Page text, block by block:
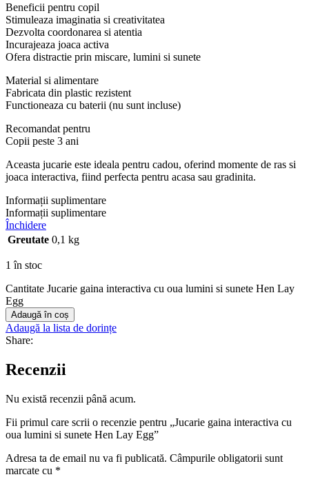
Beneficii pentru copil
Stimuleaza imaginatia si creativitatea
Dezvolta coordonarea si atentia
Incurajeaza joaca activa
Ofera distractie prin miscare, lumini si sunete
Material si alimentare
Fabricata din plastic rezistent
Functioneaza cu baterii (nu sunt incluse)
Recomandat pentru
Copii peste 3 ani
Aceasta jucarie este ideala pentru cadou, oferind momente de ras si
joaca interactiva, fiind perfecta pentru acasa sau gradinita.
Informații suplimentare
Informații suplimentare
Închidere
Greutate 0,1 kg
1 în stoc
Cantitate Jucarie gaina interactiva cu oua lumini si sunete Hen Lay
Egg
Adaugă în coș
Adaugă la lista de dorințe
Share:
Recenzii
Nu există recenzii până acum.
Fii primul care scrii o recenzie pentru „Jucarie gaina interactiva cu
oua lumini si sunete Hen Lay Egg”
Adresa ta de email nu va fi publicată. Câmpurile obligatorii sunt
marcate cu *